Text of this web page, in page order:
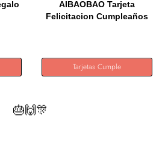
AIBAOBAO Tarjeta
Felicitacion Cumpleaños
Tarjetas Cumple
🎂🙌🎊